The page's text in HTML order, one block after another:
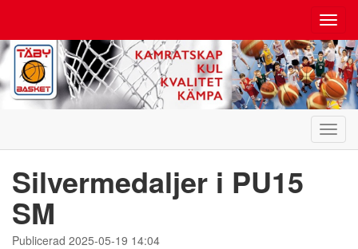
Silvermedaljer i PU15
SM
Publicerad 2025-05-19 14:04